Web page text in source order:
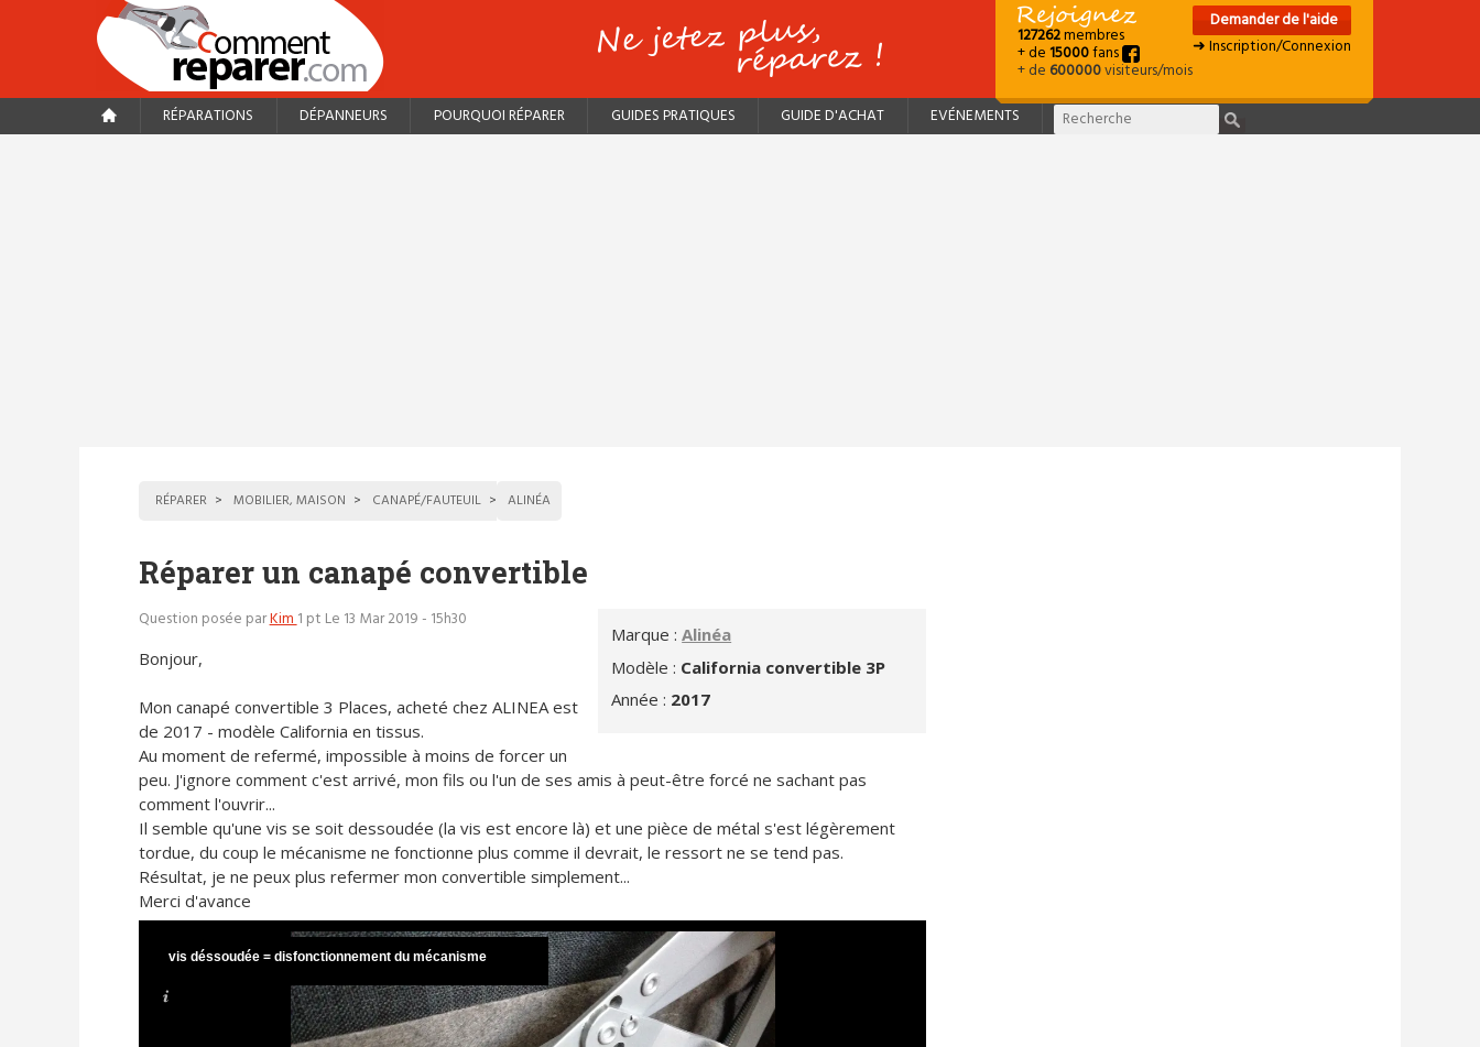
127262membres
+ de15000fans
+ de600000visiteurs/mois
Demander de l'aide
➜ Inscription/Connexion
RÉPARATIONS DÉPANNEURS POURQUOI RÉPARER GUIDES PRATIQUES GUIDE D'ACHAT EVÉNEMENTS
RÉPARER MOBILIER, MAISON CANAPÉ/FAUTEUIL ALINÉA
Réparer un canapé convertible
Marque :Alinéa
Modèle : California convertible 3P
Année : 2017
Question posée parKim1 pt Le 13 Mar 2019 - 15h30
Bonjour,
Mon canapé convertible 3 Places, acheté chez ALINEA est
de 2017 - modèle California en tissus.
Au moment de refermé, impossible à moins de forcer un
peu. J'ignore comment c'est arrivé, mon fils ou l'un de ses amis à peut-être forcé ne sachant pas
comment l'ouvrir...
Il semble qu'une vis se soit dessoudée (la vis est encore là) et une pièce de métal s'est légèrement
tordue, du coup le mécanisme ne fonctionne plus comme il devrait, le ressort ne se tend pas.
Résultat, je ne peux plus refermer mon convertible simplement...
Merci d'avance
vis déssoudée = disfonctionnement du mécanisme